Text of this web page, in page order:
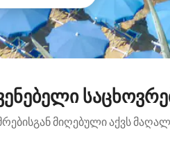
მიღებული აქვს